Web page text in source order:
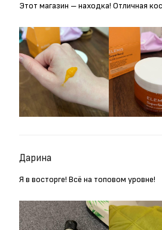
Этот магазин – находка! Отличная
Дарина
Я в восторге! Всё на топовом уровне!